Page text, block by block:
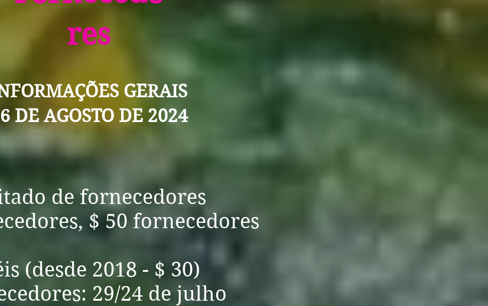
res
GERAIS
DE AGOSTO DE 2024
de fornecedores
$ 50 fornecedores
(desde 2018 - $ 30)
29/24 de julho